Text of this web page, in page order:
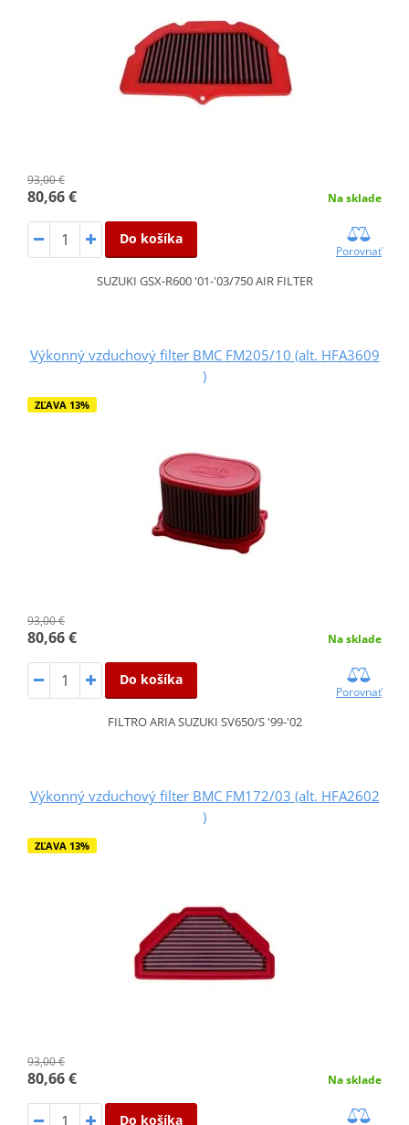
93,00 €
80,66 € Na sklade
Do košíka
Porovnať
SUZUKI GSX-R600 '01-'03/750 AIR FILTER
Výkonný vzduchový filter BMC FM205/10 (alt. HFA3609
)
ZĽAVA 13%
93,00 €
80,66 € Na sklade
Do košíka
Porovnať
FILTRO ARIA SUZUKI SV650/S '99-'02
Výkonný vzduchový filter BMC FM172/03 (alt. HFA2602
)
ZĽAVA 13%
93,00 €
80,66 € Na sklade
Do košíka